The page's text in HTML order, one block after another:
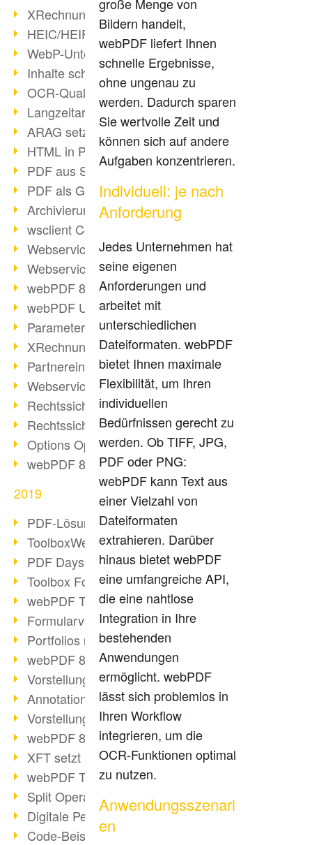
XRechnung Überblick
HEIC/HEIF-Unterstützung
WebP-Unterstützung
Inhalte schwärzen
OCR-Qualität verbessert
Langzeitarchivierung PDF
ARAG setzt auf webPDF
HTML in PDF umwandeln
PDF aus SAP
PDF als Grafik exportieren
Archivierung & Migration
wsclient Converter
Webservice Toolbox (3)
Webservice PDF/A
webPDF 8 Neuerungen (Teil 2)
webPDF Update 8.0.0.2058
Parameter-Umstellung
XRechnung bei deutschen Behörden
Partnereinsatz unserer Software
Webservice Beispiel: XMP-Metadaten
Rechtssichere Mail-Archivierung (2)
Rechtssichere Mail-Archivierung (1)
Options Operation
webPDF 8 Neuerungen (Teil 1)
2019
PDF-Lösung für Unternehmen
ToolboxWebService Print Operation
PDF Days 2020
Toolbox Forms Operation
webPDF Toolbox Delete
Formularverarbeitung mit webPDF
Portfolios mit webPDF erstellen
webPDF 8.0 gestartet
Vorstellung weiterer ActionTypes
AnnotationSelection Objekt
Vorstellung weiterer ActionTypes
webPDF 8: Toolbox Neuerungen
XFT setzt auf webPDF
webPDF Toolbox Webservice Image
Split Operation: Dokumente teilen
Digitale Personalakte mit webPDF
Code-Beispiel Attachment Operation
Bildern handelt,
webPDF liefert Ihnen
schnelle Ergebnisse,
ohne ungenau zu
werden. Dadurch sparen
Sie wertvolle Zeit und
können sich auf andere
Aufgaben konzentrieren.
Individuell: je nach
Anforderung
Jedes Unternehmen hat
seine eigenen
Anforderungen und
arbeitet mit
unterschiedlichen
Dateiformaten. webPDF
bietet Ihnen maximale
Flexibilität, um Ihren
individuellen
Bedürfnissen gerecht zu
werden. Ob TIFF, JPG,
PDF oder PNG:
webPDF kann Text aus
einer Vielzahl von
Dateiformaten
extrahieren. Darüber
hinaus bietet webPDF
eine umfangreiche API,
die eine nahtlose
Integration in Ihre
bestehenden
Anwendungen
ermöglicht. webPDF
lässt sich problemlos in
Ihren Workflow
integrieren, um die
OCR-Funktionen optimal
zu nutzen.
Anwendungsszenari
en